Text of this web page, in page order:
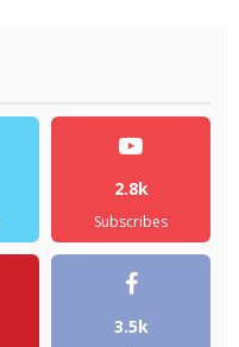
2.8k
Subscribes
3.5k